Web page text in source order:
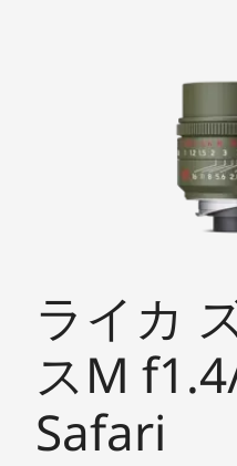
ライカ
スM
Safari